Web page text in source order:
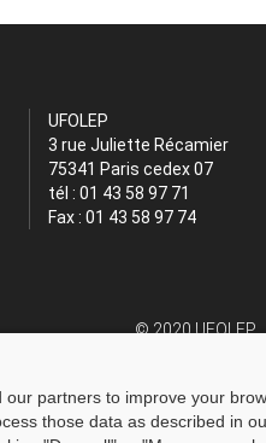
UFOLEP
3 rue Juliette Récamier
75341 Paris cedex 07
tél : 01 43 58 97 71
Fax : 01 43 58 97 74
© 2020 UFOLEP
partners to improve your
those data as described in